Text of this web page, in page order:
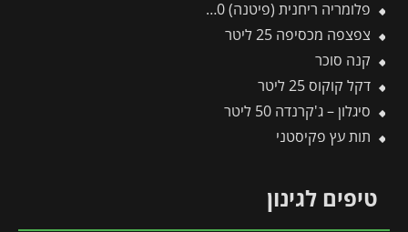
פלומריה ריחנית (פיטנה) 10 ליטר
צפצפה מכסיפה 25 ליטר
קנה סוכר
דקל קוקוס 25 ליטר
סיגלון – ג'קרנדה 50 ליטר
תות עץ פקיסטני
טיפים לגינון